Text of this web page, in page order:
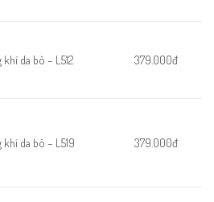
da bò – L512 379.000đ
da bò – L519 379.000đ